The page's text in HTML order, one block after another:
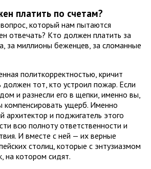
платить по счетам?
который нам пытаются
отвечать? Кто должен платить за
за миллионы беженцев, за сломанные
политкорректностью, кричит
тот, кто устроил пожар. Если
и разнесли его в щепки, именно вы,
компенсировать ущерб. Именно
архитектор и поджигатель этого
всю полноту ответственности и
И вместе с ней — их верные
столиц, которые с энтузиазмом
на котором сидят.